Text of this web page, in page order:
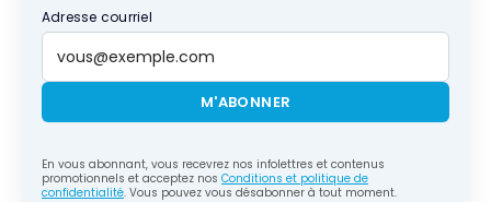
Adresse courriel
M'ABONNER
En vous abonnant, vous recevrez nos infolettres et contenus
promotionnels et acceptez nos Conditions et politique de
confidentialité. Vous pouvez vous désabonner à tout moment.